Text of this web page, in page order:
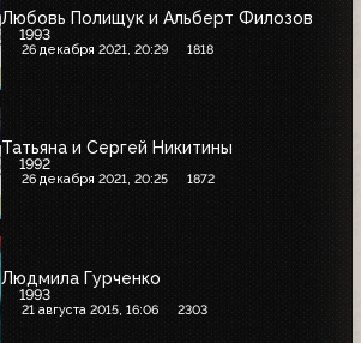
Любовь Полищук и Альберт Филозов
1993
26 декабря 2021, 20:29 1818
Татьяна и Сергей Никитины
1992
26 декабря 2021, 20:25 1872
Людмила Гурченко
1993
21 августа 2015, 16:06 2303